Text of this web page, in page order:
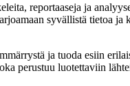
reportaaseja ja
syvällistä tietoa ja
ja tuoda esiin
perustuu luotettaviin